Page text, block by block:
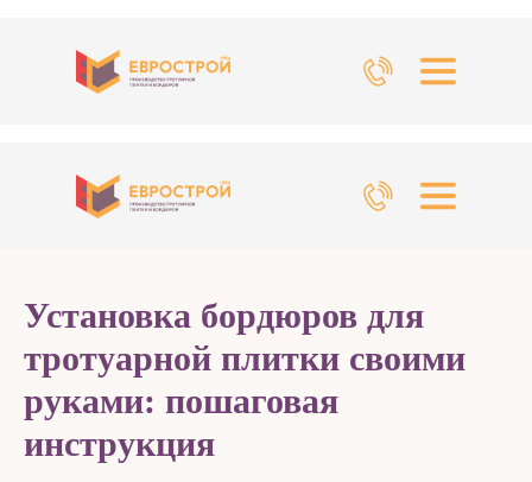
Установка бордюров для
тротуарной плитки своими
руками: пошаговая
инструкция